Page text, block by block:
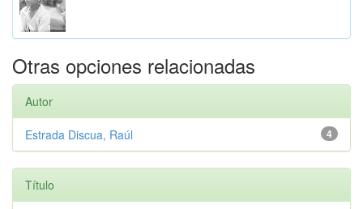
Otras opciones relacionadas
Autor
4
Estrada Discua, Raúl
Título